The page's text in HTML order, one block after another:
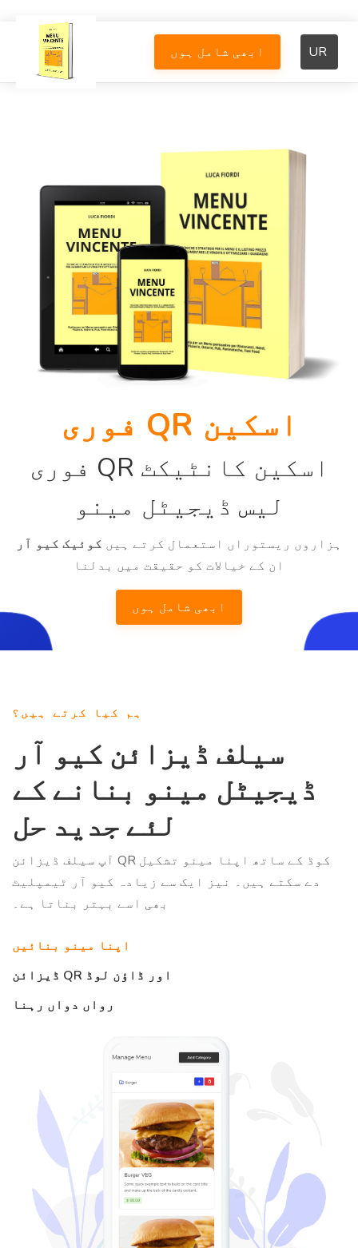
ابھی شامل ہوں UR
فوری QR اسکین
فوری QR اسکین کانٹیکٹ
لیس ڈیجیٹل مینو
ہزاروں ریستوراں استعمال کرتے ہیں کوئیک کیو آر
ان کے خیالات کو حقیقت میں بدلنا
ابھی شامل ہوں
ہم کیا کرتے ہیں؟
سیلف ڈیزائن کیو آر
ڈیجیٹل مینو بنانے کے
لئے جدید حل
آپ سیلف ڈیزائن QR کوڈ کے ساتھ اپنا مینو تشکیل
دے سکتے ہیں۔ نیز ایک سے زیادہ کیو آر ٹیمپلیٹ
بھی اسے بہتر بناتا ہے۔
اپنا مینو بنائیں
ڈیزائن QR اور ڈاؤن لوڈ
رواں دواں رہنا